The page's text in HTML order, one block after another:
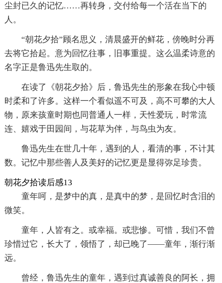
尘封已久的记忆……再转身，交付给每一个活在当下的
人。
“朝花夕拾”顾名思义，清晨盛开的鲜花，傍晚时分再
去将它拾起。意为回忆往事，旧事重提。这么温柔诗意的
名字正是鲁迅先生取的。
在读了《朝花夕拾》后，鲁迅先生的形象在我心中顿
时柔和了许多。这样一个看似遥不可及，高不可攀的大人
物，原来孩童时期也同普通人一样，天性爱玩，时常流
连、嬉戏于田园间，与花草为伴，与鸟虫为友。
鲁迅先生在世几十年，遇到的人，看清的事，不计其
数。记忆中那些善人及美好的记忆更是显得弥足珍贵。
朝花夕拾读后感13
童年呵，是梦中的真，是真中的梦，是回忆时含泪的
微笑。
童年，人皆有之。或幸福。或悲惨。可惜，我们不曾
珍惜过它，长大了，领悟了，却已晚了——童年，渐行渐
远。
曾经，鲁迅先生的童年，遇到过真诚善良的阿长，拥